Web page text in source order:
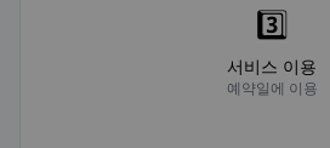
3️⃣
서비스 이용
예약일에 이용